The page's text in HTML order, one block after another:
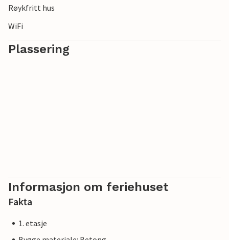
Røykfritt hus
WiFi
Plassering
Informasjon om feriehuset
Fakta
1. etasje